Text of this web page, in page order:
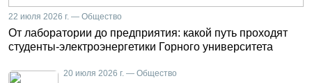
22 июля 2026 г. — Общество
От лаборатории до предприятия: какой путь проходят
студенты-электроэнергетики Горного университета
20 июля 2026 г. — Общество